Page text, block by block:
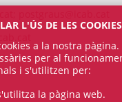
L'ÚS DE LES
a la nostra
per al
i s'utilitzen per:
la pàgina web.